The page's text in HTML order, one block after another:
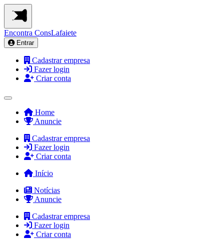
Encontra ConsLafaiete
Entrar
Cadastrar empresa
Fazer login
Criar conta
Home
Anuncie
Cadastrar empresa
Fazer login
Criar conta
Início
Notícias
Anuncie
Cadastrar empresa
Fazer login
Criar conta